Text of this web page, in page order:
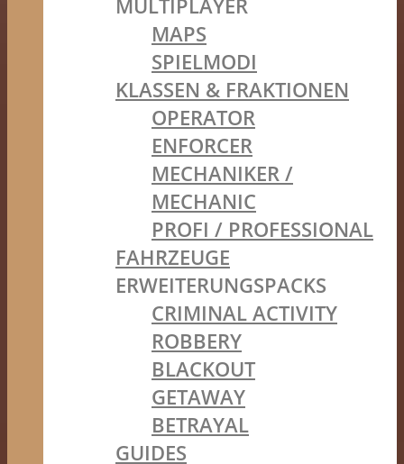
MULTIPLAYER
MAPS
SPIELMODI
KLASSEN & FRAKTIONEN
OPERATOR
ENFORCER
MECHANIKER /
MECHANIC
PROFI / PROFESSIONAL
FAHRZEUGE
ERWEITERUNGSPACKS
CRIMINAL ACTIVITY
ROBBERY
BLACKOUT
GETAWAY
BETRAYAL
GUIDES